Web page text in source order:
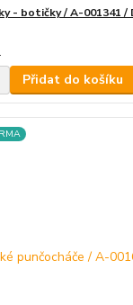
- botičky / A-001341 /
Přidat do košíku